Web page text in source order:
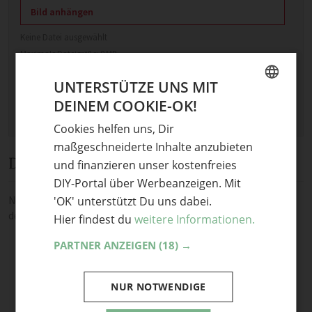
Bild anhängen
Maximale Dateigröße: 8 MB.
Diskussion
Noch keine Kommentare — sei die Erste oder der Erste und teile
deine Meinung.
UNTERSTÜTZE UNS MIT
DEINEM COOKIE-OK!
Cookies helfen uns, Dir
maßgeschneiderte Inhalte anzubieten
und finanzieren unser kostenfreies
DIY-Portal über Werbeanzeigen. Mit
'OK' unterstützt Du uns dabei.
Hier findest du weitere Informationen.
PARTNER ANZEIGEN (18) →
NUR NOTWENDIGE